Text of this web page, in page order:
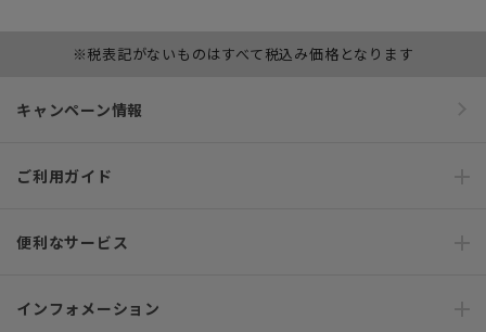
※税表記がないものはすべて税込み価格となります
キャンペーン情報
ご利用ガイド
便利なサービス
インフォメーション